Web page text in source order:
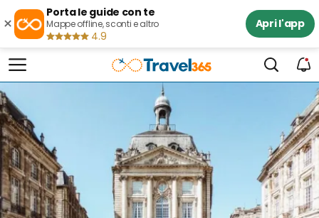
×
Porta le guide con te
Mappe offline, sconti e altro
4.9
Apri l'app